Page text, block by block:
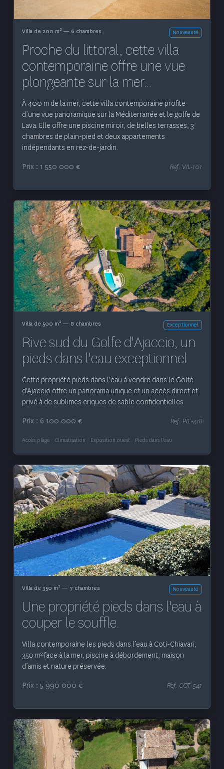
Villa de 200 m2— 6 chambres Nouveauté
Proche du littoral, cette villa
contemporaine offre une vue
plongeante sur la mer...
À 400 m de la mer, cette villa contemporaine profite
d’une vue panoramique sur la Méditerranée et le golfe de
Lava. Elle offre une piscine miroir, de belles terrasses, 3
chambres de plain-pied et deux appartements
indépendants en rez-de-jardin.
Prix : 1 550 000 €
Ref. VIL-101
Voir le bien
Villa de 500 m2— 8 chambres Exceptionnel
Rive sud du Golfe d'Ajaccio, un
pieds dans l'eau exceptionnel
Cette propriété pieds dans l'eau à vendre dans le Golfe
d'Ajaccio offre un panorama unique et un accès direct et
privé à de sublimes criques de sable confidentielles
Prix : 6 100 000 €
Ref. PIE-418
Accès plage Climatisation Exposition ouest Pieds dans l'eau
Voir le bien
Villa de 350 m2— 7 chambres Nouveauté
Une propriété pieds dans l'eau à
couper le souffle.
Villa contemporaine les pieds dans l’eau à Coti-Chiavari,
350 m² face à la mer, piscine à débordement, maison
d’amis et nature préservée.
Prix : 5 990 000 €
Ref. COT-541